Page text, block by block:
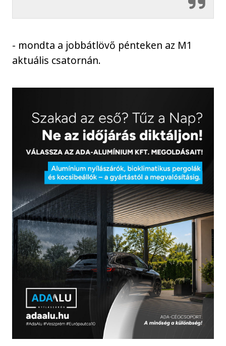
- mondta a jobbátlövő pénteken az M1
aktuális csatornán.